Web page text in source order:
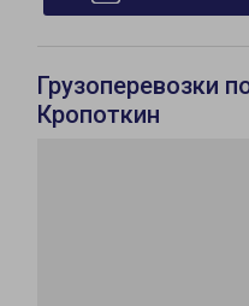
Грузоперевозки
Кропоткин